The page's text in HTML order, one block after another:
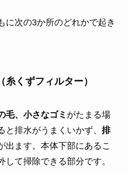
に次の3か所のどれかで起き
くずフィルター）
毛、小さなゴミ がたまる場
と排水がうまくいかず、 排
出ます。本体下部にあるこ
して掃除できる部分です。